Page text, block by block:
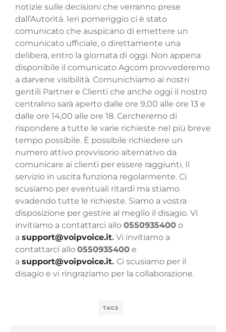
notizie sulle decisioni che verranno prese
dall’Autorità. Ieri pomeriggio ci è stato
comunicato che auspicano di emettere un
comunicato ufficiale, o direttamente una
delibera, entro la giornata di oggi. Non appena
disponibile il comunicato Agcom provvederemo
a darvene visibilità. Comunichiamo ai nostri
gentili Partner e Clienti che anche oggi il nostro
centralino sarà aperto dalle ore 9,00 alle ore 13 e
dalle ore 14,00 alle ore 18. Cercheremo di
rispondere a tutte le varie richieste nel più breve
tempo possibile. È possibile richiedere un
numero attivo provvisorio alternativo da
comunicare ai clienti per essere raggiunti. Il
servizio in uscita funziona regolarmente. Ci
scusiamo per eventuali ritardi ma stiamo
evadendo tutte le richieste. Siamo a vostra
disposizione per gestire al meglio il disagio. Vi
invitiamo a contattarci allo 0550935400 o
a support@voipvoice.it. Vi invitiamo a
contattarci allo 0550935400 e
a support@voipvoice.it. Ci scusiamo per il
disagio e vi ringraziamo per la collaborazione.
TAGS